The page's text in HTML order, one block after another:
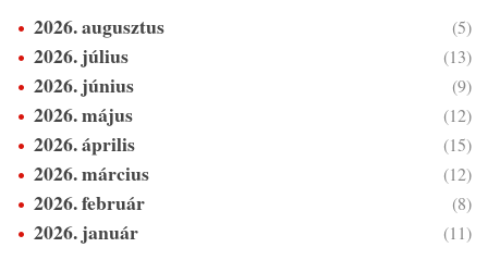
2026. augusztus (5)
2026. július (13)
2026. június (9)
2026. május (12)
2026. április (15)
2026. március (12)
2026. február (8)
2026. január (11)